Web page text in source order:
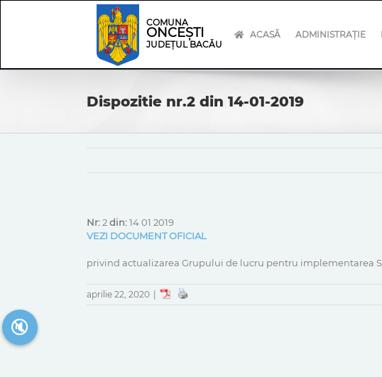
COMUNA
ONCEȘTI
JUDEȚUL BACĂU
ACASĂ ADMINISTRAȚIE
Dispozitie nr.2 din 14-01-2019
Nr:2din:14 01 2019
VEZI DOCUMENT OFICIAL
privind actualizarea Grupului de lucru pentru implementarea
aprilie 22, 2020
🔇